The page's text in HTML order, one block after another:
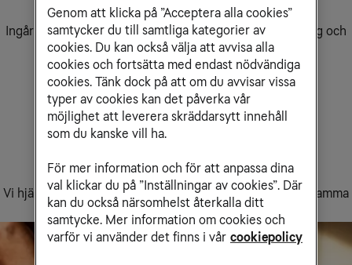
Ingen extra kostnad
Ingår om du har bredband och tv samt mobilabonnemang och
mobilt bredband hos Tele2
Snabb service
Vi hjälper dig direkt via mobilen, så du har uppkoppling samma
dag
Genom att klicka på ”Acceptera alla cookies”
samtycker du till samtliga kategorier av
cookies. Du kan också välja att avvisa alla
cookies och fortsätta med endast nödvändiga
cookies. Tänk dock på att om du avvisar vissa
typer av cookies kan det påverka vår
möjlighet att leverera skräddarsytt innehåll
som du kanske vill ha.
För mer information och för att anpassa dina
val klickar du på ”Inställningar av cookies”. Där
kan du också närsomhelst återkalla ditt
samtycke. Mer information om cookies och
varför vi använder det finns i vår cookiepolicy